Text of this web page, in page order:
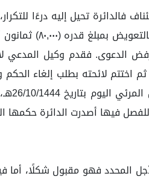
فالدائرة تحيل إليه درءًا
الدعوى. فقدم وكيل المدعي
(86) من نظام الإثبات. ثم اختتم
فيها أصدرت الدائرة حكمها
المحدد فهو مقبول شكلًا،